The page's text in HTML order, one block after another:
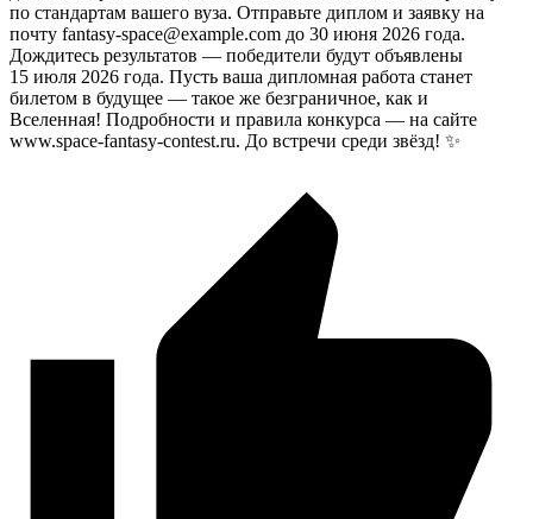
по стандартам вашего вуза. Отправьте диплом и заявку на
почту fantasy-space@example.com до 30 июня 2026 года.
Дождитесь результатов — победители будут объявлены
15 июля 2026 года. Пусть ваша дипломная работа станет
билетом в будущее — такое же безграничное, как и
Вселенная! Подробности и правила конкурса — на сайте
www.space-fantasy-contest.ru. До встречи среди звёзд! ✨